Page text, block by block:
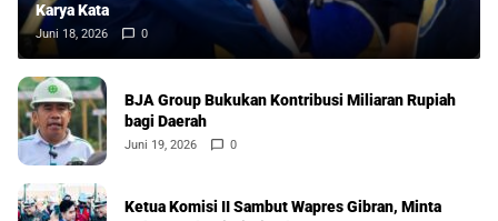
Karya Kata
Juni 18, 2026 0
BJA Group Bukukan Kontribusi Miliaran Rupiah
bagi Daerah
Juni 19, 2026 0
Ketua Komisi II Sambut Wapres Gibran, Minta